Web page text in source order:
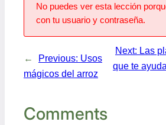
No puedes ver esta lección
con tu usuario y contraseña.
← Previous: Usos
mágicos del arroz
Next: Las
que te
Comments